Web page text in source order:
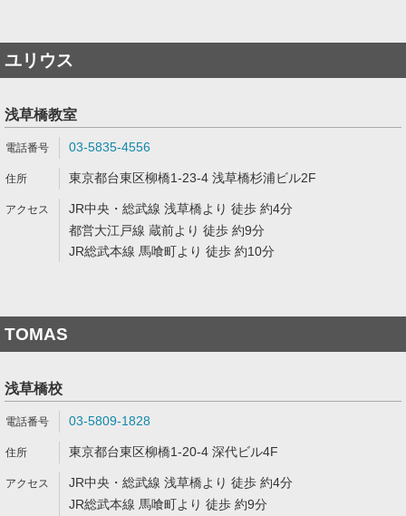
ユリウス
浅草橋教室
03-5835-4556
東京都台東区柳橋1-23-4 浅草橋杉浦ビル2F
JR中央・総武線 浅草橋より 徒歩 約4分
都営大江戸線 蔵前より 徒歩 約9分
JR総武本線 馬喰町より 徒歩 約10分
TOMAS
浅草橋校
03-5809-1828
東京都台東区柳橋1-20-4 深代ビル4F
JR中央・総武線 浅草橋より 徒歩 約4分
JR総武本線 馬喰町より 徒歩 約9分